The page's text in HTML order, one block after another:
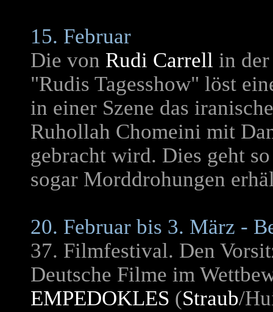
15. Februar
Die von Rudi Carrell in
"Rudis Tagesshow" löst
in einer Szene das
Ruhollah Chomeini mit
gebracht wird. Dies geht
sogar Morddrohungen
20. Februar bis 3. März -
37. Filmfestival. Den
Deutsche Filme im
EMPEDOKLES (Straub/